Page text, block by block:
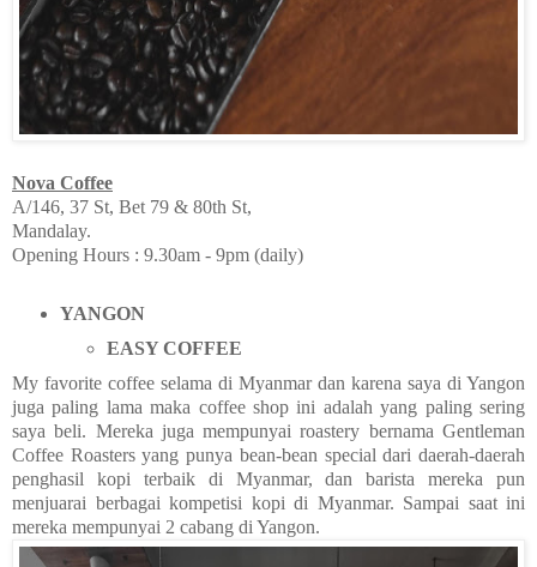
Nova Coffee
A/146, 37 St, Bet 79 & 80th St,
Mandalay.
Opening Hours : 9.30am - 9pm (daily)
YANGON
EASY COFFEE
My favorite coffee selama di Myanmar dan karena saya di Yangon
juga paling lama maka coffee shop ini adalah yang paling sering
saya beli. Mereka juga mempunyai roastery bernama Gentleman
Coffee Roasters yang punya bean-bean special dari daerah-daerah
penghasil kopi terbaik di Myanmar, dan barista mereka pun
menjuarai berbagai kompetisi kopi di Myanmar. Sampai saat ini
mereka mempunyai 2 cabang di Yangon.